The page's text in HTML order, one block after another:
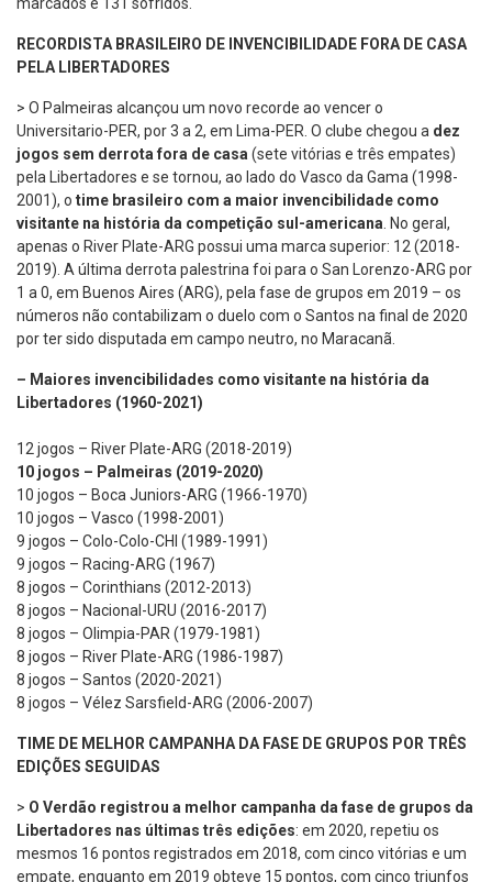
RECORDISTA BRASILEIRO DE INVENCIBILIDADE FORA DE CASA
PELA LIBERTADORES
> O Palmeiras alcançou um novo recorde ao vencer o
Universitario-PER, por 3 a 2, em Lima-PER. O clube chegou a dez
jogos sem derrota fora de casa (sete vitórias e três empates)
pela Libertadores e se tornou, ao lado do Vasco da Gama (1998-
2001), o time brasileiro com a maior invencibilidade como
visitante na história da competição sul-americana . No geral,
apenas o River Plate-ARG possui uma marca superior: 12 (2018-
2019). A última derrota palestrina foi para o San Lorenzo-ARG por
1 a 0, em Buenos Aires (ARG), pela fase de grupos em 2019 – os
números não contabilizam o duelo com o Santos na final de 2020
por ter sido disputada em campo neutro, no Maracanã.
– Maiores invencibilidades como visitante na história da
Libertadores (1960-2021)
12 jogos – River Plate-ARG (2018-2019)
10 jogos – Palmeiras (2019-2020)
10 jogos – Boca Juniors-ARG (1966-1970)
10 jogos – Vasco (1998-2001)
9 jogos – Colo-Colo-CHI (1989-1991)
9 jogos – Racing-ARG (1967)
8 jogos – Corinthians (2012-2013)
8 jogos – Nacional-URU (2016-2017)
8 jogos – Olimpia-PAR (1979-1981)
8 jogos – River Plate-ARG (1986-1987)
8 jogos – Santos (2020-2021)
8 jogos – Vélez Sarsfield-ARG (2006-2007)
TIME DE MELHOR CAMPANHA DA FASE DE GRUPOS POR TRÊS
EDIÇÕES SEGUIDAS
> O Verdão registrou a melhor campanha da fase de grupos da
Libertadores nas últimas três edições: em 2020, repetiu os
mesmos 16 pontos registrados em 2018, com cinco vitórias e um
empate, enquanto em 2019 obteve 15 pontos, com cinco triunfos